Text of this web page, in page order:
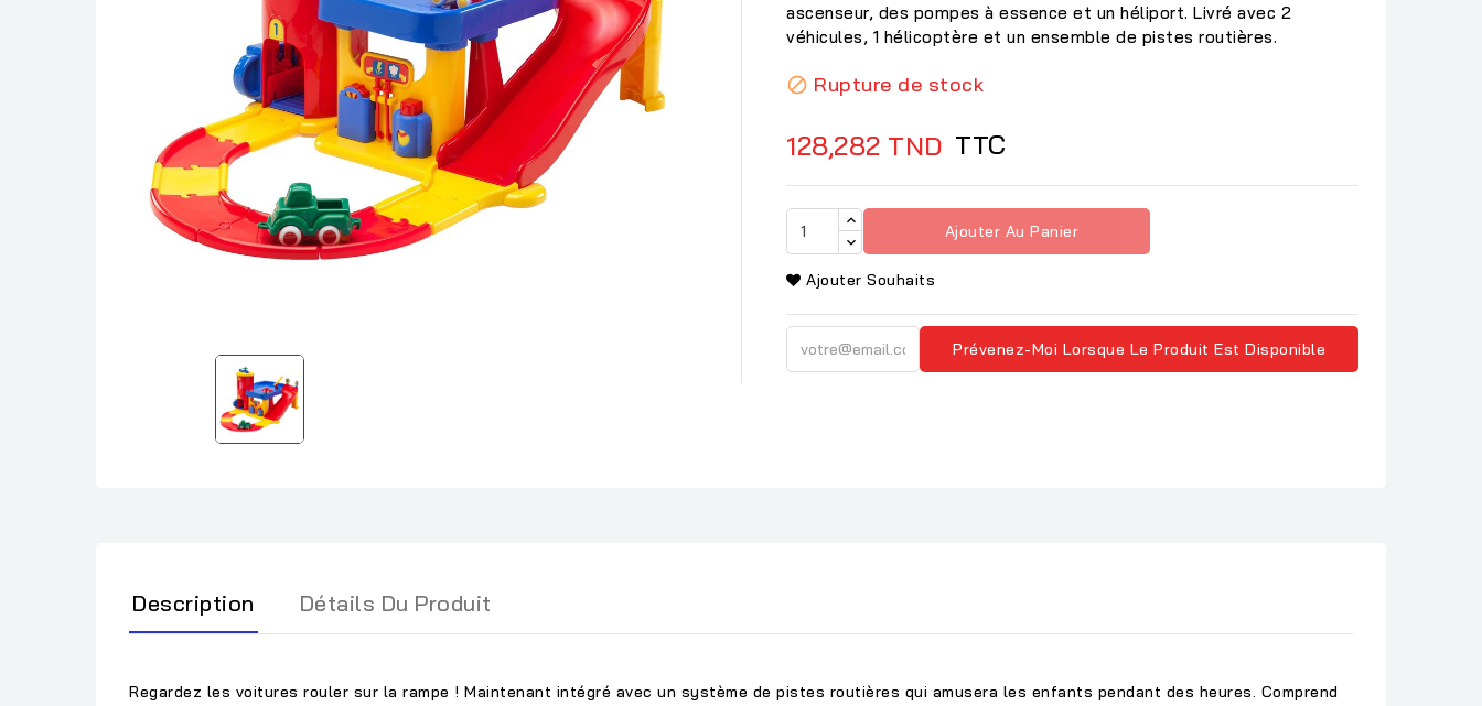
ascenseur, des pompes à essence et un héliport. Livré avec 2
véhicules, 1 hélicoptère et un ensemble de pistes routières.
 Rupture de stock
128,282 TND TTC
Ajouter Au Panier
Ajouter Souhaits
Prévenez-Moi Lorsque Le Produit Est Disponible
Description Détails Du Produit
Regardez les voitures rouler sur la rampe ! Maintenant intégré avec un système de pistes routières qui amusera les enfants pendant des heures. Comprend